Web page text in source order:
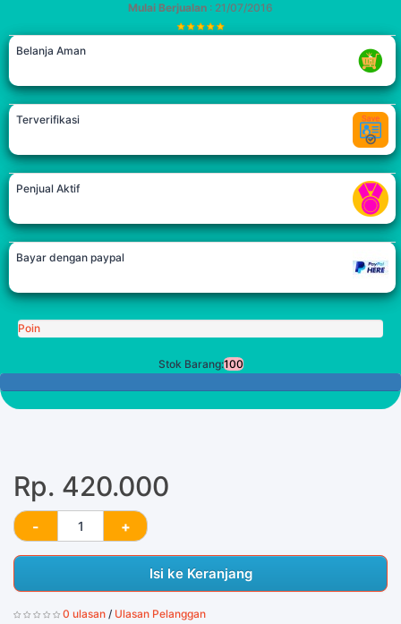
Mulai Berjualan : 21/07/2016
Belanja Aman
Terverifikasi
Penjual Aktif
Bayar dengan paypal
Poin
Stok Barang:100
Rp. 420.000
Isi ke Keranjang
0 ulasan / Ulasan Pelanggan